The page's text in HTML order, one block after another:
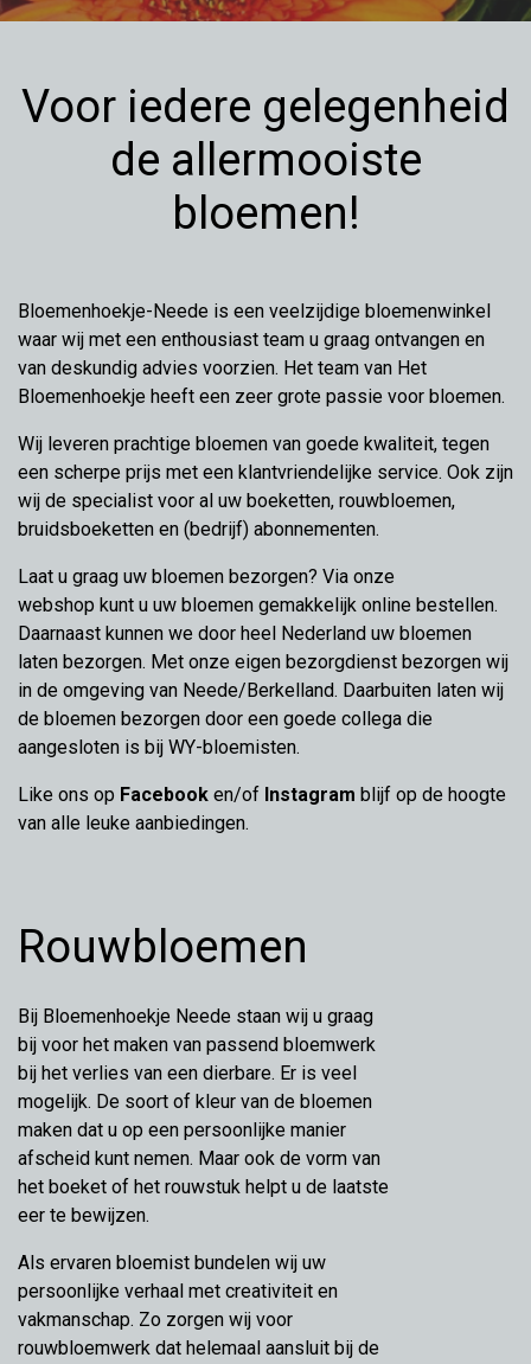
Voor iedere gelegenheid
de allermooiste
bloemen!
Bloemenhoekje-Neede is een veelzijdige bloemenwinkel
waar wij met een enthousiast team u graag ontvangen en
van deskundig advies voorzien. Het team van Het
Bloemenhoekje heeft een zeer grote passie voor bloemen.
Wij leveren prachtige bloemen van goede kwaliteit, tegen
een scherpe prijs met een klantvriendelijke service. Ook zijn
wij de specialist voor al uw boeketten, rouwbloemen,
bruidsboeketten en (bedrijf) abonnementen.
Laat u graag uw bloemen bezorgen? Via onze
webshop kunt u uw bloemen gemakkelijk online bestellen.
Daarnaast kunnen we door heel Nederland uw bloemen
laten bezorgen. Met onze eigen bezorgdienst bezorgen wij
in de omgeving van Neede/Berkelland. Daarbuiten laten wij
de bloemen bezorgen door een goede collega die
aangesloten is bij WY-bloemisten.
Like ons op Facebook en/of Instagram blijf op de hoogte
van alle leuke aanbiedingen.
Rouwbloemen
Bij Bloemenhoekje Neede staan wij u graag
bij voor het maken van passend bloemwerk
bij het verlies van een dierbare. Er is veel
mogelijk. De soort of kleur van de bloemen
maken dat u op een persoonlijke manier
afscheid kunt nemen. Maar ook de vorm van
het boeket of het rouwstuk helpt u de laatste
eer te bewijzen.
Als ervaren bloemist bundelen wij uw
persoonlijke verhaal met creativiteit en
vakmanschap. Zo zorgen wij voor
rouwbloemwerk dat helemaal aansluit bij de